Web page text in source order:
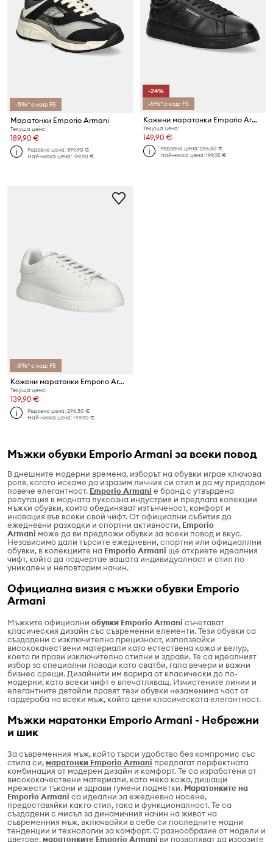
-5%* с код: FS
Маратонки Emporio Armani
Текуща цена:
189,90 €
Редовна цена:399,90 €
Най-ниска цена:199,90 €
-24%
-5%* с код: FS
Кожени маратонки Emporio Armani
Текуща цена:
149,90 €
Редовна цена:296,50 €
Най-ниска цена:199,35 €
-5%* с код: FS
Кожени маратонки Emporio Armani
Текуща цена:
139,90 €
Редовна цена:296,50 €
Най-ниска цена:149,90 €
Мъжки обувки Emporio Armani за всеки повод
В днешните модерни времена, изборът на обувки играе ключова
роля, когато искаме да изразим личния си стил и да му придадем
повече елегантност. Emporio Armani е бранд с утвърдена
репутация в модната луксозна индустрия и предлага колекции
мъжки обувки, които обединяват изтънченост, комфорт и
иновация във всеки свой чифт. От официални събития до
ежедневни разходки и спортни активности, Emporio
Armani може да ви предложи обувки за всеки повод и вкус.
Независимо дали търсите ежедневни, спортни или официаллни
обувки, в колекциите на Emporio Armani ще откриете идеалния
чифт, който да подчертае вашата индивидуалност и стил по
уникален и неповторим начин.
Официална визия с мъжки обувки Emporio
Armani
Мъжките официални обувки Emporio Armani съчетават
класическия дизайн със съвременни елементи. Тези обувки са
създадени с изключителна прецизност, използвайки
висококачествени материали като естествена кожа и велур,
което ги прави изключително стилни и здрави. Те са идеалният
избор за специални поводи като сватби, гала вечери и важни
бизнес срещи. Дизайнити им варира от класически до по-
модерни, като всеки чифт е впечатляващ. Изчистените линии и
елегантните детайли правят тези обувки незаменима част от
гардероба на всеки мъж, който цени класическата елегантност.
Мъжки маратонки Emporio Armani - Небрежни
и шик
За съвременния мъж, който търси удобство без компромис със
стила си,маратонки Emporio Armani предлагат перфектната
комбинация от модерен дизайн и комфорт. Те са изработени от
висококачествени материали, като мека кожа, дишащи
мрежести тъкани и здрави гумени подметки. Маратонките на
Emporio Armani са идеални за ежедневно носене,
предоставяйки както стил, така и функционалност. Те са
създадени с мисъл за динамичния начин на живот на
съвременния мъж, включвайки в себе си последните модни
тенденции и технологии за комфорт. С разнообразие от модели и
цветове,маратонките Emporio Armani ви позволяват да изразите